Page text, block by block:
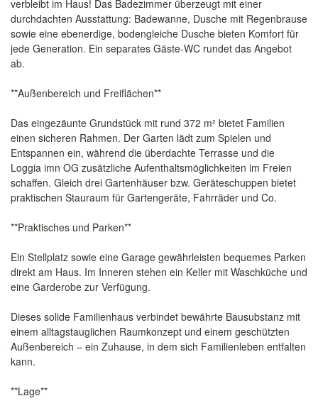
verbleibt im Haus! Das Badezimmer überzeugt mit einer
durchdachten Ausstattung: Badewanne, Dusche mit Regenbrause
sowie eine ebenerdige, bodengleiche Dusche bieten Komfort für
jede Generation. Ein separates Gäste-WC rundet das Angebot
ab.
**Außenbereich und Freiflächen**
Das eingezäunte Grundstück mit rund 372 m² bietet Familien
einen sicheren Rahmen. Der Garten lädt zum Spielen und
Entspannen ein, während die überdachte Terrasse und die
Loggia imn OG zusätzliche Aufenthaltsmöglichkeiten im Freien
schaffen. Gleich drei Gartenhäuser bzw. Geräteschuppen bietet
praktischen Stauraum für Gartengeräte, Fahrräder und Co.
**Praktisches und Parken**
Ein Stellplatz sowie eine Garage gewährleisten bequemes Parken
direkt am Haus. Im Inneren stehen ein Keller mit Waschküche und
eine Garderobe zur Verfügung.
Dieses solide Familienhaus verbindet bewährte Bausubstanz mit
einem alltagstauglichen Raumkonzept und einem geschützten
Außenbereich – ein Zuhause, in dem sich Familienleben entfalten
kann.
**Lage**